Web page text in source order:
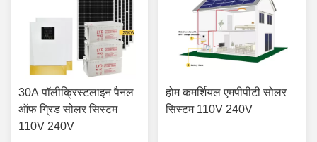
30A पॉलीक्रिस्टलाइन पैनल
ऑफ ग्रिड सोलर सिस्टम
110V 240V
होम कमर्शियल एमपीपीटी सोलर
सिस्टम 110V 240V